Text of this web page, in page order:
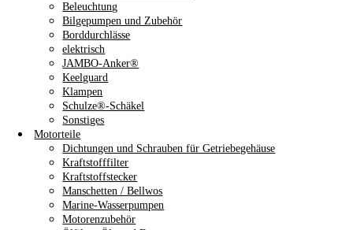
Beleuchtung
Bilgepumpen und Zubehör
Borddurchlässe
elektrisch
JAMBO-Anker®
Keelguard
Klampen
Schulze®-Schäkel
Sonstiges
Motorteile
Dichtungen und Schrauben für Getriebegehäuse
Kraftstofffilter
Kraftstoffstecker
Manschetten / Bellwos
Marine-Wasserpumpen
Motorenzubehör